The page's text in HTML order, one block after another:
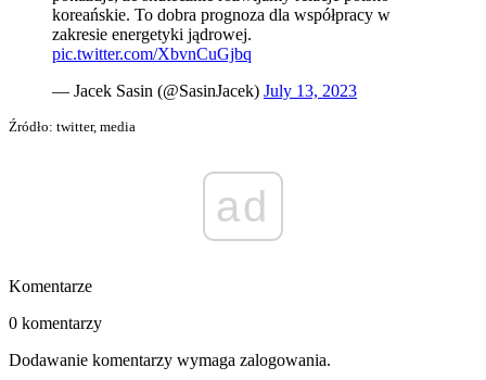
koreańskie. To dobra prognoza dla współpracy w
zakresie energetyki jądrowej.
pic.twitter.com/XbvnCuGjbq
— Jacek Sasin (@SasinJacek) July 13, 2023
Źródło: twitter, media
ad
Komentarze
0 komentarzy
Dodawanie komentarzy wymaga zalogowania.